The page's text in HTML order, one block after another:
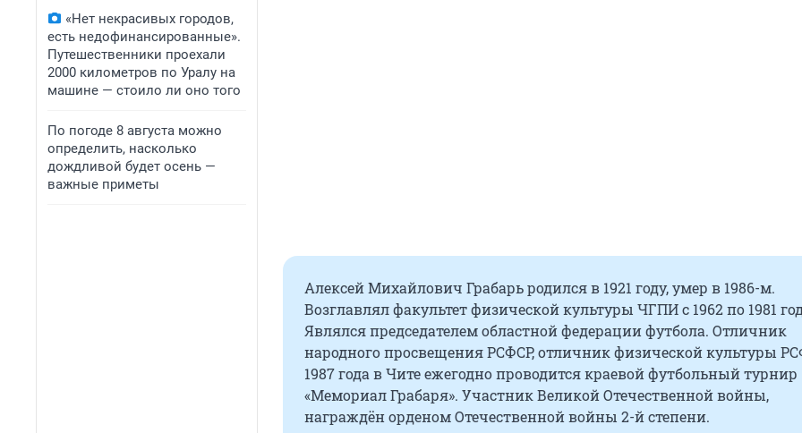
«Нет некрасивых городов,
есть недофинансированные».
Путешественники проехали
2000 километров по Уралу на
машине — стоило ли оно того
По погоде 8 августа можно
определить, насколько
дождливой будет осень —
важные приметы
Алексей Михайлович Грабарь родился в 1921 году, умер в 1986-м.
Возглавлял факультет физической культуры ЧГПИ с 1962 по 1981
Являлся председателем областной федерации футбола. Отличник
народного просвещения РСФСР, отличник физической культуры
1987 года в Чите ежегодно проводится краевой футбольный турнир
«Мемориал Грабаря». Участник Великой Отечественной войны,
награждён орденом Отечественной войны 2-й степени.